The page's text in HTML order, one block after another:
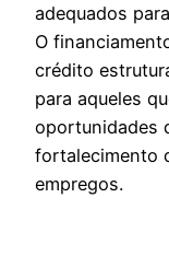
adequados
O
crédito
para aqueles
oportunidades
fortalecimento
empregos.